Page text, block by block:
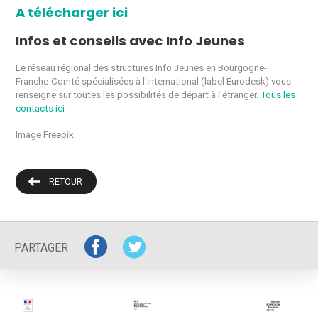
A télécharger ici
Infos et conseils avec Info Jeunes
Le réseau régional des structures Info Jeunes en Bourgogne-
Franche-Comté spécialisées à l'international (label Eurodesk) vous
renseigne sur toutes les possibilités de départ à l'étranger.Tous les
contacts ici
Image Freepik
RETOUR
PARTAGER